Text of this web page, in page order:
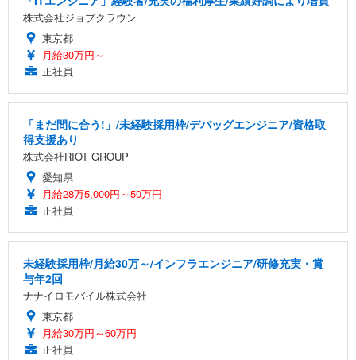
株式会社ジョブクラウン
東京都
月給30万円～
正社員
「まだ間に合う!」/未経験採用枠/デバッグエンジニア/資格取
得支援あり
株式会社RIOT GROUP
愛知県
月給28万5,000円～50万円
正社員
未経験採用枠/月給30万～/インフラエンジニア/研修充実・賞
与年2回
ナナイロモバイル株式会社
東京都
月給30万円～60万円
正社員